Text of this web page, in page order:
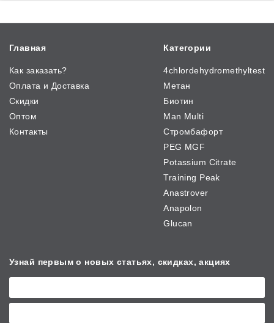
Главная
Как заказать?
Оплата и Доставка
Скидки
Оптом
Контакты
Категории
4chlordehydromethyltest
Метан
Биотин
Man Multi
Стромбафорт
PEG MGF
Potassium Citrate
Training Peak
Anastrover
Anapolon
Glucan
Узнай первым о новых статьях, скидках, акциях